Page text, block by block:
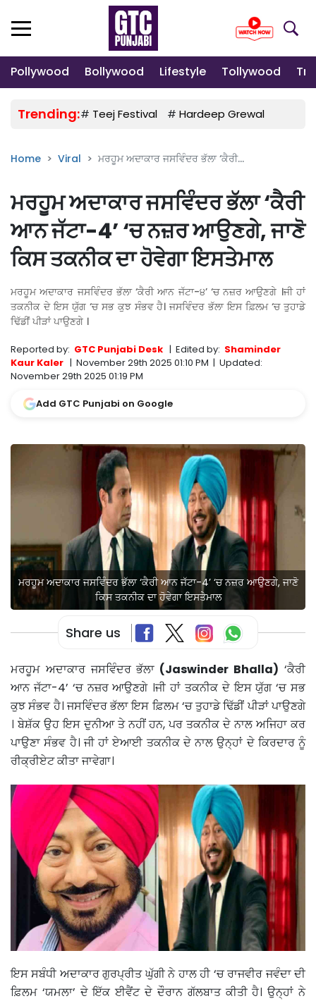
Pollywood Bollywood Lifestyle Tollywood
Trending:# Teej Festival # Hardeep Grewal
Home Viral ਮਰਹੂਮ ਅਦਾਕਾਰ ਜਸਵਿੰਦਰ ਭੱਲਾ ‘ਕੈਰੀ...
ਮਰਹੂਮ ਅਦਾਕਾਰ ਜਸਵਿੰਦਰ ਭੱਲਾ ‘ਕੈਰੀ
ਆਨ ਜੱਟਾ-4’ ‘ਚ ਨਜ਼ਰ ਆਉਣਗੇ, ਜਾਣੋ
ਕਿਸ ਤਕਨੀਕ ਦਾ ਹੋਵੇਗਾ ਇਸਤੇਮਾਲ
ਮਰਹੂਮ ਅਦਾਕਾਰ ਜਸਵਿੰਦਰ ਭੱਲਾ ‘ਕੈਰੀ ਆਨ ਜੱਟਾ-੪’ ‘ਚ ਨਜ਼ਰ ਆਉਣਗੇ ।ਜੀ ਹਾਂ
ਤਕਨੀਕ ਦੇ ਇਸ ਯੁੱਗ ‘ਚ ਸਭ ਕੁਝ ਸੰਭਵ ਹੈ। ਜਸਵਿੰਦਰ ਭੱਲਾ ਇਸ ਫ਼ਿਲਮ ‘ਚ ਤੁਹਾਡੇ
ਢਿੱਡੀਂ ਪੀੜਾਂ ਪਾਉਣਗੇ ।
Reported by: GTC Punjabi Desk | Edited by: Shaminder
Kaur Kaler | November 29th 2025 01:10 PM | Updated:
November 29th 2025 01:19 PM
Add GTC Punjabi on Google
ਮਰਹੂਮ ਅਦਾਕਾਰ ਜਸਵਿੰਦਰ ਭੱਲਾ ‘ਕੈਰੀ ਆਨ ਜੱਟਾ-4’ ‘ਚ ਨਜ਼ਰ ਆਉਣਗੇ, ਜਾਣੋ
ਕਿਸ ਤਕਨੀਕ ਦਾ ਹੋਵੇਗਾ ਇਸਤੇਮਾਲ
Share us
ਮਰਹੂਮ ਅਦਾਕਾਰ ਜਸਵਿੰਦਰ ਭੱਲਾ (Jaswinder Bhalla) ‘ਕੈਰੀ
ਆਨ ਜੱਟਾ-4’ ‘ਚ ਨਜ਼ਰ ਆਉਣਗੇ ।ਜੀ ਹਾਂ ਤਕਨੀਕ ਦੇ ਇਸ ਯੁੱਗ ‘ਚ ਸਭ
ਕੁਝ ਸੰਭਵ ਹੈ। ਜਸਵਿੰਦਰ ਭੱਲਾ ਇਸ ਫ਼ਿਲਮ ‘ਚ ਤੁਹਾਡੇ ਢਿੱਡੀਂ ਪੀੜਾਂ ਪਾਉਣਗੇ
। ਬੇਸ਼ੱਕ ਉਹ ਇਸ ਦੁਨੀਆ ਤੇ ਨਹੀਂ ਹਨ, ਪਰ ਤਕਨੀਕ ਦੇ ਨਾਲ ਅਜਿਹਾ ਕਰ
ਪਾਉਣਾ ਸੰਭਵ ਹੈ। ਜੀ ਹਾਂ ਏਆਈ ਤਕਨੀਕ ਦੇ ਨਾਲ ਉਨ੍ਹਾਂ ਦੇ ਕਿਰਦਾਰ ਨੂੰ
ਰੀਕ੍ਰੀਏਟ ਕੀਤਾ ਜਾਵੇਗਾ।
ਇਸ ਸਬੰਧੀ ਅਦਾਕਾਰ ਗੁਰਪ੍ਰੀਤ ਘੁੱਗੀ ਨੇ ਹਾਲ ਹੀ ‘ਚ ਰਾਜਵੀਰ ਜਵੰਦਾ ਦੀ
ਫ਼ਿਲਮ ‘ਯਮਲਾ’ ਦੇ ਇੱਕ ਈਵੈਂਟ ਦੇ ਦੌਰਾਨ ਗੱਲਬਾਤ ਕੀਤੀ ਹੈ। ਉਨ੍ਹਾਂ ਨੇ